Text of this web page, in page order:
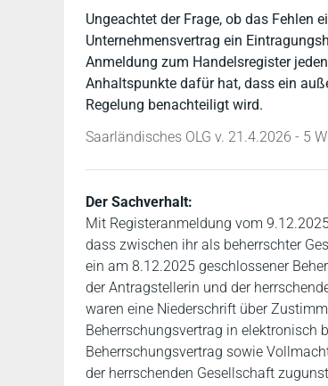
Ungeachtet der Frage, ob das Fehlen
Unternehmensvertrag ein
Anmeldung zum Handelsregister
Anhaltspunkte dafür hat, dass ein
Regelung benachteiligt wird.
Saarländisches OLG v. 21.4.2026 - 5
Der Sachverhalt:
Mit Registeranmeldung vom
dass zwischen ihr als beherrschter
ein am 8.12.2025 geschlossener
der Antragstellerin und der
waren eine Niederschrift über
Beherrschungsvertrag in elektronisch
Beherrschungsvertrag sowie
der herrschenden Gesellschaft